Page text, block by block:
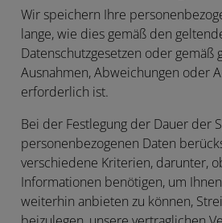
Wir speichern Ihre
lange, wie dies gemäß den
Datenschutzgesetzen oder gemäß
Ausnahmen, Abweichungen oder
erforderlich ist.
Bei der Festlegung der Dauer der
personenbezogenen Daten
verschiedene Kriterien, darunter,
Informationen benötigen, um
weiterhin anbieten zu können,